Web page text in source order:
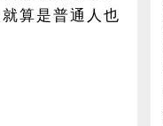
算是普通人也